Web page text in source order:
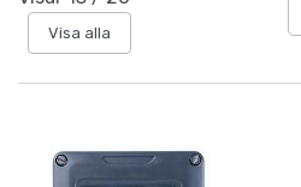
Visa alla